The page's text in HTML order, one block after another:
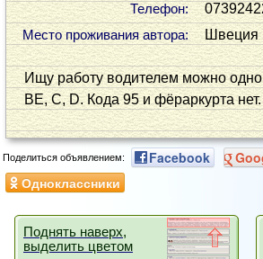
Телефон:
Место проживания автора: Швеция
Ищу работу водителем можно
ВЕ, С, D. Кода 95 и фёраркурта
Поделиться объявлением: Facebook
Одноклассники
Поднять наверх,
выделить цветом